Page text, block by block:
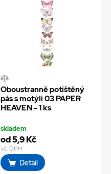
Oboustranně potištěný
pás s motýli 03 PAPER
HEAVEN - 1 ks
skladem
od 5,9 Kč
vč. DPH
Detail